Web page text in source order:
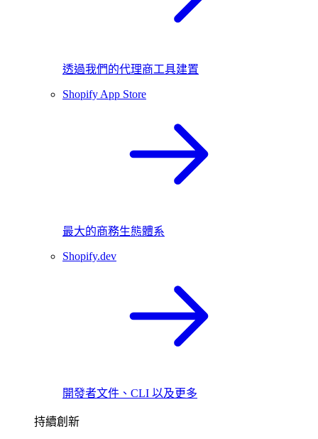
透過我們的代理商工具建置
Shopify App Store
最大的商務生態體系
Shopify.dev
開發者文件、CLI 以及更多
持續創新